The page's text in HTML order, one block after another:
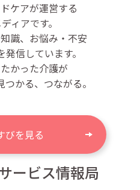
ケアが運営する
ィアです。
識、お悩み・不安
信しています。
かった介護が
つかる、つながる。
びを見る
ービス情報局